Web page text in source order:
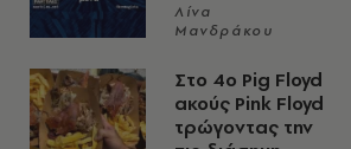
Λίνα
Μανδράκου
Στο 4ο Pig Floyd
ακούς Pink Floyd
τρώγοντας την